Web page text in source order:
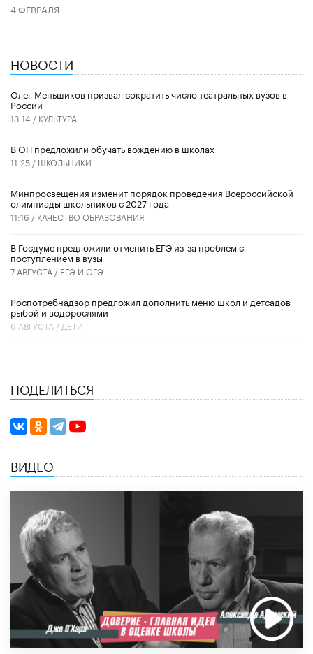
4 ФЕВРАЛЯ
НОВОСТИ
Олег Меньшиков призвал сократить число театральных вузов в
России
13:14 / КУЛЬТУРА
В ОП предложили обучать вождению в школах
11:25 / ШКОЛЬНИКИ
Минпросвещения изменит порядок проведения Всероссийской
олимпиады школьников с 2027 года
11:16 / КАЧЕСТВО ОБРАЗОВАНИЯ
В Госдуме предложили отменить ЕГЭ из-за проблем с
поступлением в вузы
7 АВГУСТА / ЕГЭ И ОГЭ
Роспотребнадзор предложил дополнить меню школ и детсадов
рыбой и водорослями
6 АВГУСТА / ДЕТИ
ПОДЕЛИТЬСЯ
ВИДЕО